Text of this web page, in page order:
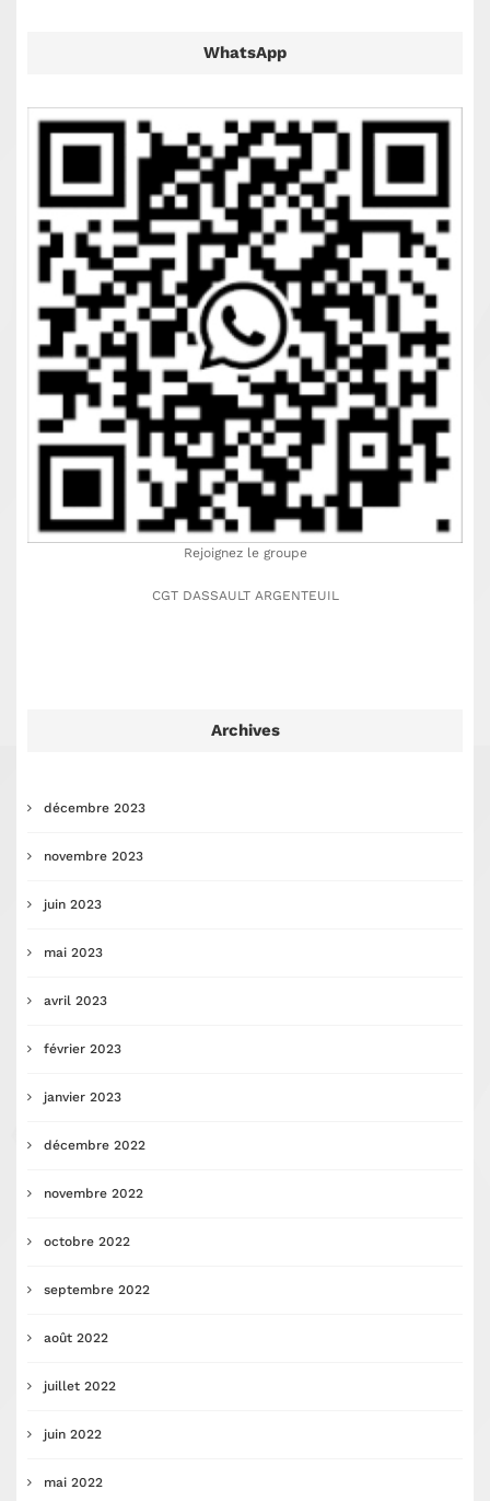
WhatsApp
Rejoignez le groupe
CGT DASSAULT ARGENTEUIL
Archives
décembre 2023
novembre 2023
juin 2023
mai 2023
avril 2023
février 2023
janvier 2023
décembre 2022
novembre 2022
octobre 2022
septembre 2022
août 2022
juillet 2022
juin 2022
mai 2022